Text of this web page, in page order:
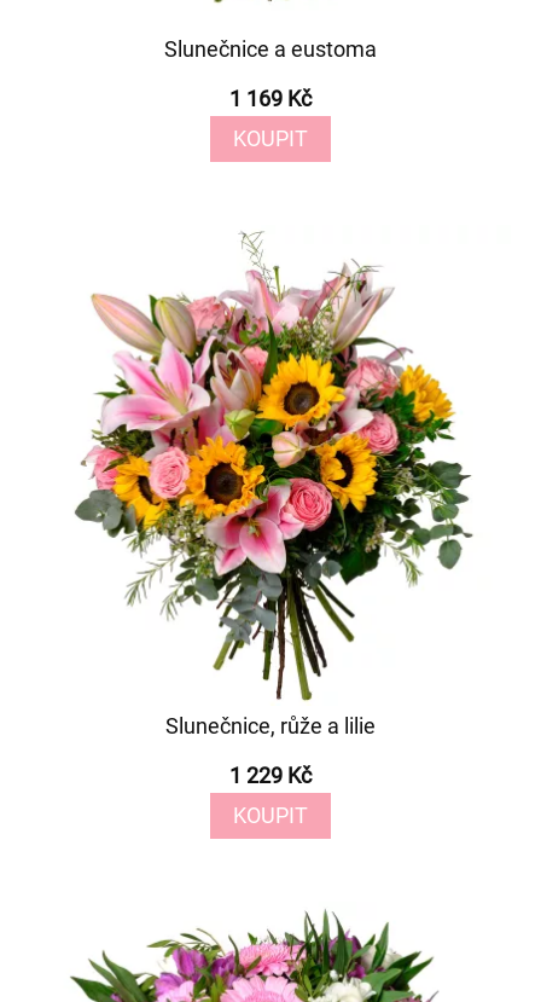
Slunečnice a eustoma
1 169 Kč
KOUPIT
Slunečnice, růže a lilie
1 229 Kč
KOUPIT